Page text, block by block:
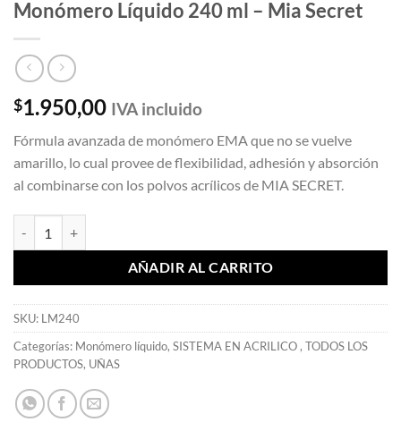
Monómero Líquido 240 ml – Mia Secret
$1.950,00 IVA incluido
Fórmula avanzada de monómero EMA que no se vuelve
amarillo, lo cual provee de flexibilidad, adhesión y absorción
al combinarse con los polvos acrílicos de MIA SECRET.
AÑADIR AL CARRITO
SKU: LM240
Categorías: Monómero líquido, SISTEMA EN ACRILICO, TODOS LOS
PRODUCTOS, UÑAS